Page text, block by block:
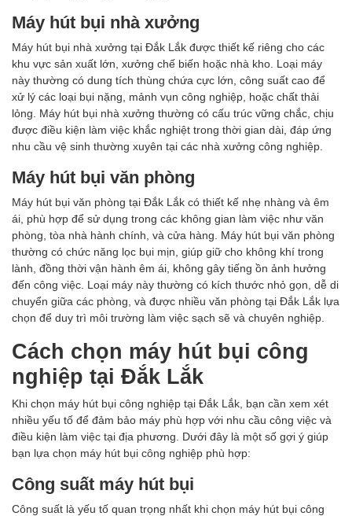
Máy hút bụi nhà xưởng
Máy hút bụi nhà xưởng tại Đắk Lắk được thiết kế riêng cho các
khu vực sản xuất lớn, xưởng chế biến hoặc nhà kho. Loại máy
này thường có dung tích thùng chứa cực lớn, công suất cao để
xử lý các loại bụi nặng, mảnh vụn công nghiệp, hoặc chất thải
lỏng. Máy hút bụi nhà xưởng thường có cấu trúc vững chắc, chịu
được điều kiện làm việc khắc nghiệt trong thời gian dài, đáp ứng
nhu cầu vệ sinh thường xuyên tại các nhà xưởng công nghiệp.
Máy hút bụi văn phòng
Máy hút bụi văn phòng tại Đắk Lắk có thiết kế nhẹ nhàng và êm
ái, phù hợp để sử dụng trong các không gian làm việc như văn
phòng, tòa nhà hành chính, và cửa hàng. Máy hút bụi văn phòng
thường có chức năng lọc bụi mịn, giúp giữ cho không khí trong
lành, đồng thời vận hành êm ái, không gây tiếng ồn ảnh hưởng
đến công việc. Loại máy này thường có kích thước nhỏ gọn, dễ di
chuyển giữa các phòng, và được nhiều văn phòng tại Đắk Lắk lựa
chọn để duy trì môi trường làm việc sạch sẽ và chuyên nghiệp.
Cách chọn máy hút bụi công
nghiệp tại Đắk Lắk
Khi chọn máy hút bụi công nghiệp tại Đắk Lắk, bạn cần xem xét
nhiều yếu tố để đảm bảo máy phù hợp với nhu cầu công việc và
điều kiện làm việc tại địa phương. Dưới đây là một số gợi ý giúp
bạn lựa chọn máy hút bụi công nghiệp phù hợp:
Công suất máy hút bụi
Công suất là yếu tố quan trọng nhất khi chọn máy hút bụi công